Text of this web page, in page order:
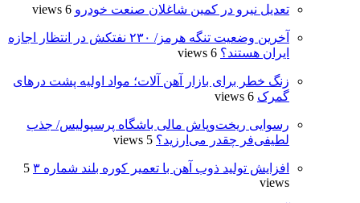
تعدیل نیرو در کمین شاغلان صنعت خودرو 6 views
آخرین وضعیت تنگه هرمز/ ۲۳۰ نفتکش در انتظار اجازه
ایران هستند؟ 6 views
زنگ خطر برای بازار آهن آلات؛ مواد اولیه پشت درهای
گمرک 6 views
رسوایی ریخت‌وپاش مالی باشگاه پرسپولیس/ جذب
لطیفی‌فر چقدر می‌ارزید؟ 5 views
افزایش تولید ذوب آهن با تعمیر کوره بلند شماره ۳
5
views